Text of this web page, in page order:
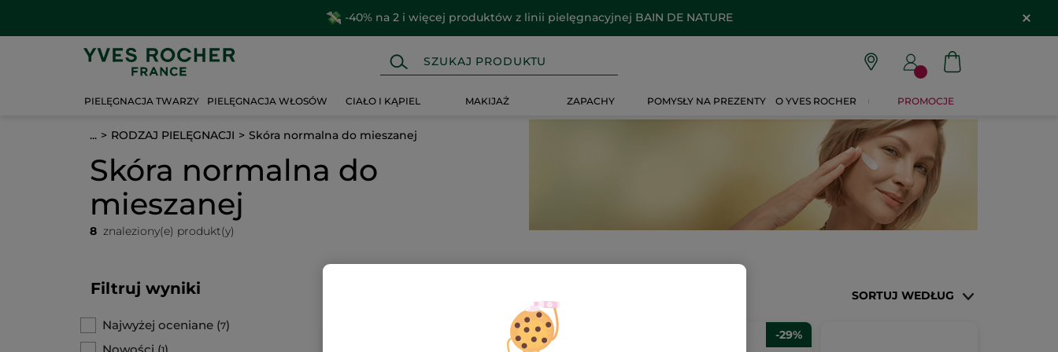
-40% na 2 i więcej produktów z linii pielęgnacyjnej BAIN DE NATURE
PIELĘGNACJA TWARZY PIELĘGNACJA WŁOSÓW CIAŁO I KĄPIEL MAKIJAŻ ZAPACHY POMYSŁY NA PREZENTY O YVES ROCHER PROMOCJE
... RODZAJ PIELĘGNACJI Skóra normalna do mieszanej
Skóra normalna do
mieszanej
8 znaleziony(e) produkt(y)
Filtruj wyniki
Najwyżej oceniane (7)
SORTUJ WEDŁUG
NOWOŚĆ -29%